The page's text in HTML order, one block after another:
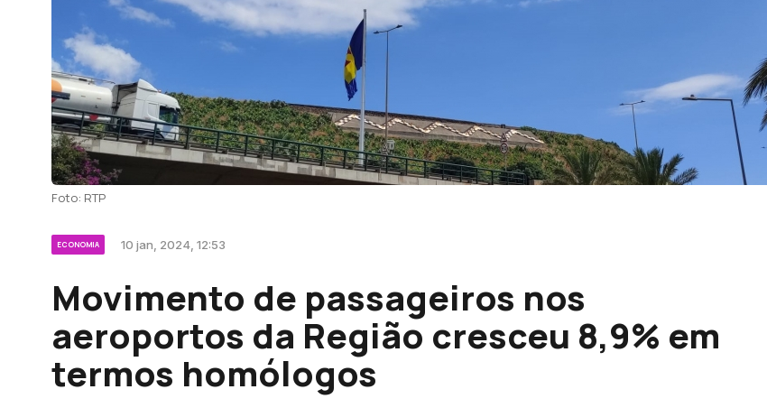
Foto: RTP
ECONOMIA 10 jan, 2024, 12:53
Movimento de passageiros nos
aeroportos da Região cresceu 8,9% em
termos homólogos